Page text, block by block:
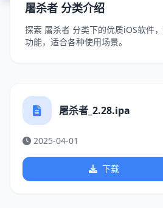
屠杀者 分类介绍
探索 屠杀者 分类下的优质iOS软件
功能，适合各种使用场景。
屠杀者_2.28.ipa
2025-04-01
下载